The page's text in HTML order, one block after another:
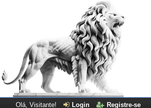
Olá, Visitante! Login Registre-se